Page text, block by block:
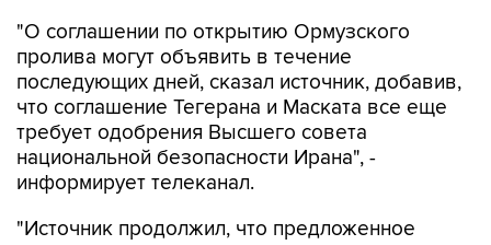
"О соглашении по открытию Ормузского
пролива могут объявить в течение
последующих дней, сказал источник, добавив,
что соглашение Тегерана и Маската все еще
требует одобрения Высшего совета
национальной безопасности Ирана", -
информирует телеканал.
"Источник продолжил, что предложенное